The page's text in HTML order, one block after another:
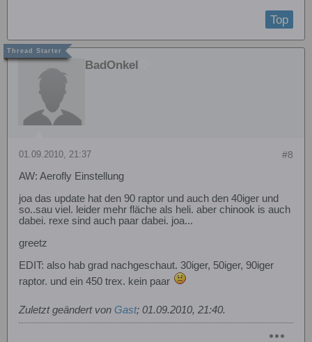
Top
BadOnkel
#8
01.09.2010, 21:37
AW: Aerofly Einstellung
joa das update hat den 90 raptor und auch den 40iger und
so..sau viel. leider mehr fläche als heli. aber chinook is auch
dabei. rexe sind auch paar dabei. joa...
greetz
EDIT: also hab grad nachgeschaut. 30iger, 50iger, 90iger
raptor. und ein 450 trex. kein paar
Zuletzt geändert von Gast; 01.09.2010, 21:40.